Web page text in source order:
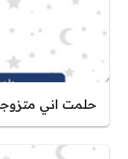
حلمت اني